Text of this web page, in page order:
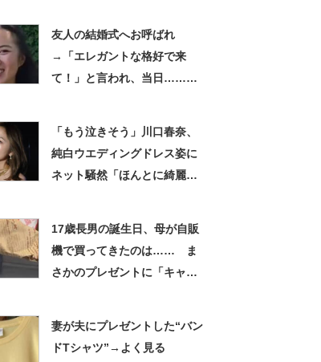
友人の結婚式へお呼ばれ
→「エレガントな格好で来
て！」と言われ、当日……ま
「もう泣きそう」川口春奈、
純白ウエディングドレス姿に
ネット騒然「ほんとに綺麗」
17歳長男の誕生日、母が自販
機で買ってきたのは…… ま
さかのプレゼントに「キャー
妻が夫にプレゼントした“バン
ドTシャツ”→よく見る